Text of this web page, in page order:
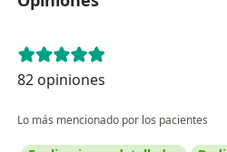
82 opiniones
Lo más mencionado por los pacientes